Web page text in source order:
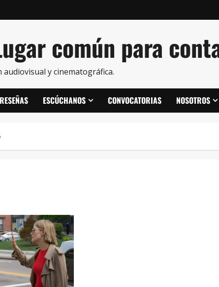
común para
y cinematográfica.
RESEÑAS ESCÚCHANOS CONVOCATORIAS NOSOTROS